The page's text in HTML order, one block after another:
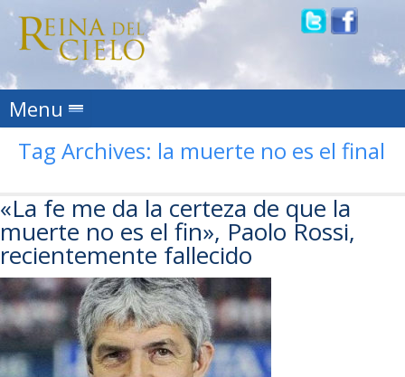
Menu Skip to content
Tag Archives: la muerte no es el final
«La fe me da la certeza de que la
muerte no es el fin», Paolo Rossi,
recientemente fallecido